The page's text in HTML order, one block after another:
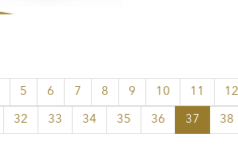
5 6 7 8 9 10 11 12
32 33 34 35 36 37 38